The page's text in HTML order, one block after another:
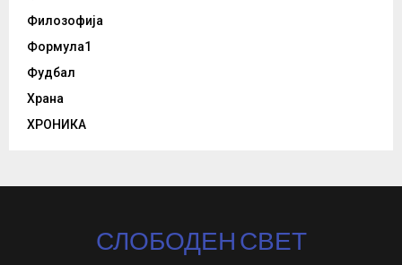
Филозофија
Формула1
Фудбал
Храна
ХРОНИКА
СЛОБОДЕН СВЕТ